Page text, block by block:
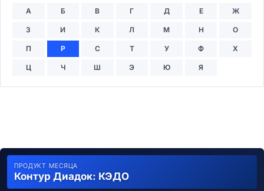
А Б В Г Д Е Ж
З И К Л М Н О
П Р С Т У Ф Х
Ц Ч Ш Э Ю Я
ПРОДУКТ МЕСЯЦА
Контур Диадок: КЭДО